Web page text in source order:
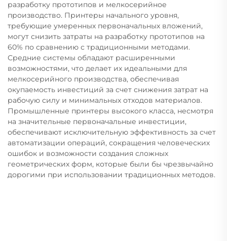
разработку прототипов и мелкосерийное
производство. Принтеры начального уровня,
требующие умеренных первоначальных вложений,
могут снизить затраты на разработку прототипов на
60% по сравнению с традиционными методами.
Средние системы обладают расширенными
возможностями, что делает их идеальными для
мелкосерийного производства, обеспечивая
окупаемость инвестиций за счет снижения затрат на
рабочую силу и минимальных отходов материалов.
Промышленные принтеры высокого класса, несмотря
на значительные первоначальные инвестиции,
обеспечивают исключительную эффективность за счет
автоматизации операций, сокращения человеческих
ошибок и возможности создания сложных
геометрических форм, которые были бы чрезвычайно
дорогими при использовании традиционных методов.